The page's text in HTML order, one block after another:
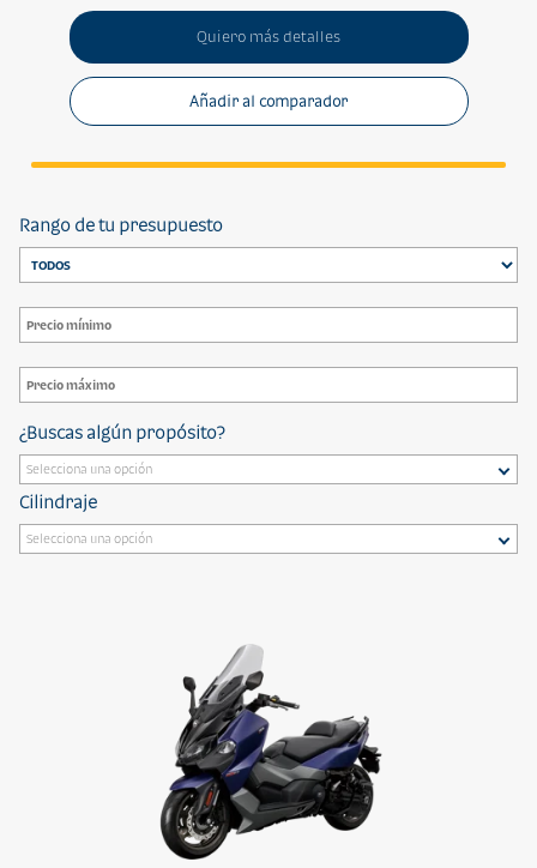
Quiero más detalles
Añadir al comparador
Rango de tu presupuesto
¿Buscas algún propósito?
Cilindraje